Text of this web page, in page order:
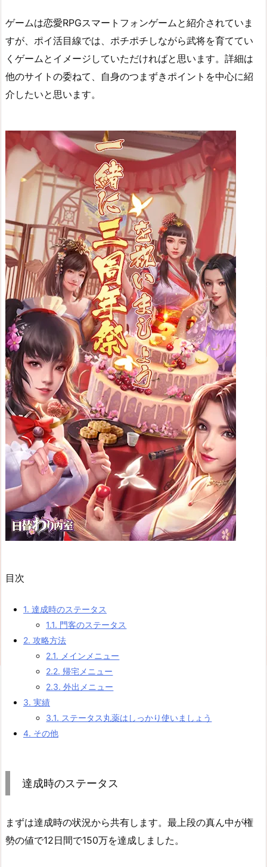
ゲームは恋愛RPGスマートフォンゲームと紹介されていま
すが、ポイ活目線では、ポチポチしながら武将を育ててい
くゲームとイメージしていただければと思います。詳細は
他のサイトの委ねて、自身のつまずきポイントを中心に紹
介したいと思います。
目次
1. 達成時のステータス
1.1. 門客のステータス
2. 攻略方法
2.1. メインメニュー
2.2. 帰宅メニュー
2.3. 外出メニュー
3. 実績
3.1. ステータス丸薬はしっかり使いましょう
4. その他
達成時のステータス
まずは達成時の状況から共有します。最上段の真ん中が権
勢の値で12日間で150万を達成しました。